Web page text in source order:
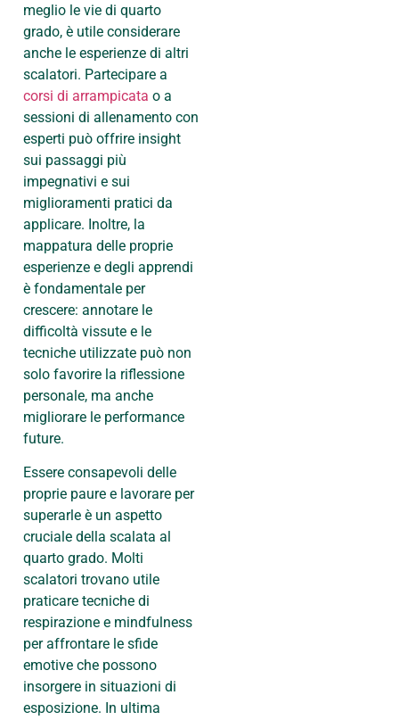
meglio le vie di quarto
grado, è utile considerare
anche le esperienze di altri
scalatori. Partecipare a
corsi di arrampicata o a
sessioni di allenamento con
esperti può offrire insight
sui passaggi più
impegnativi e sui
miglioramenti pratici da
applicare. Inoltre, la
mappatura delle proprie
esperienze e degli apprendi
è fondamentale per
crescere: annotare le
difficoltà vissute e le
tecniche utilizzate può non
solo favorire la riflessione
personale, ma anche
migliorare le performance
future.
Essere consapevoli delle
proprie paure e lavorare per
superarle è un aspetto
cruciale della scalata al
quarto grado. Molti
scalatori trovano utile
praticare tecniche di
respirazione e mindfulness
per affrontare le sfide
emotive che possono
insorgere in situazioni di
esposizione. In ultima